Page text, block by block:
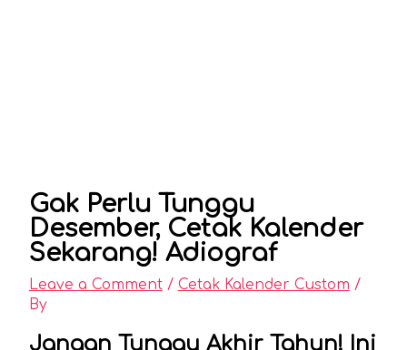
Gak Perlu Tunggu
Desember, Cetak Kalender
Sekarang! Adiograf
Leave a Comment / Cetak Kalender Custom /
By
Jangan Tunggu Akhir Tahun! Ini